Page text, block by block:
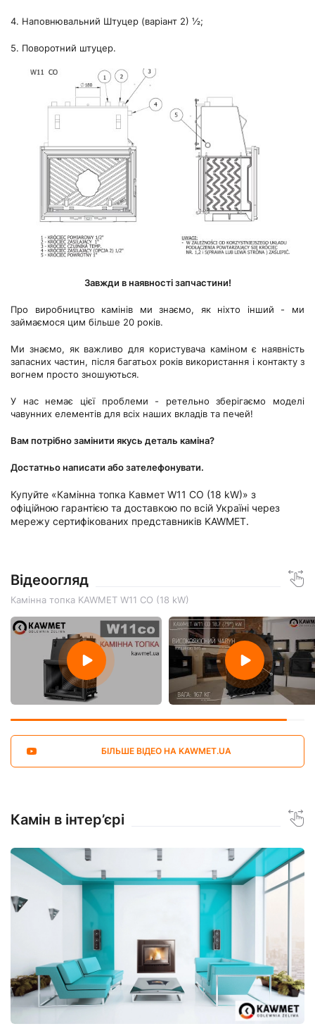
4. Наповнювальний Штуцер (варіант 2) ½;
5. Поворотний штуцер.
Завжди в наявності запчастини!
Про виробництво камінів ми знаємо, як ніхто інший - ми
займаємося цим більше 20 років.
Ми знаємо, як важливо для користувача каміном є наявність
запасних частин, після багатьох років використання і контакту з
вогнем просто зношуються.
У нас немає цієї проблеми - ретельно зберігаємо моделі
чавунних елементів для всіх наших вкладів та печей!
Вам потрібно замінити якусь деталь каміна?
Достатньо написати або зателефонувати.
Купуйте «Камінна топка Кавмет W11 CO (18 kW)» з
офіційною гарантією та доставкою по всій Україні через
мережу сертифікованих представників KAWMET.
Відеоогляд
Камінна топка KAWMET W11 CO (18 kW)
БІЛЬШЕ ВІДЕО НА KAWMET.UA
Камін в інтер’єрі